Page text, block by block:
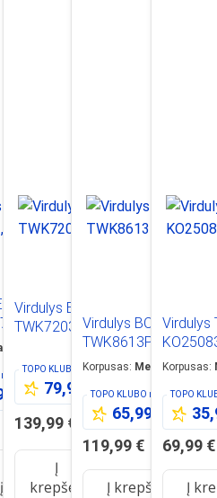
juodas
nariams
Virdulys BOSCH
TWK7203
TOPO KLUBO nariams
79,99 €
139,99 €
Į
krepšelį
Virdulys BOSCH
TWK8613P
Korpusas: Metalas/
TOPO KLUBO nariams
65,99 €
119,99 €
Į krepšelį
Virdulys
Korpusas:
TOPO
69,99 €
Į